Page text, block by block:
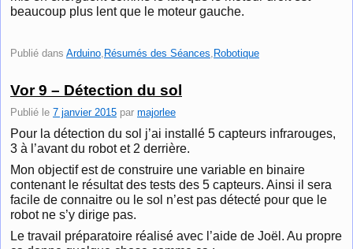
beaucoup plus lent que le moteur gauche.
Publié dans Arduino, Résumés des Séances, Robotique
Vor 9 – Détection du sol
Publié le 7 janvier 2015 par majorlee
Pour la détection du sol j’ai installé 5 capteurs infrarouges,
3 à l’avant du robot et 2 derrière.
Mon objectif est de construire une variable en binaire
contenant le résultat des tests des 5 capteurs. Ainsi il sera
facile de connaitre ou le sol n’est pas détecté pour que le
robot ne s’y dirige pas.
Le travail préparatoire réalisé avec l’aide de Joël. Au propre